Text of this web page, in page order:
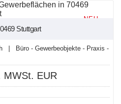
NEU
Stuttgart
| Büro - Gewerbeobjekte - Praxis -
MWSt. EUR